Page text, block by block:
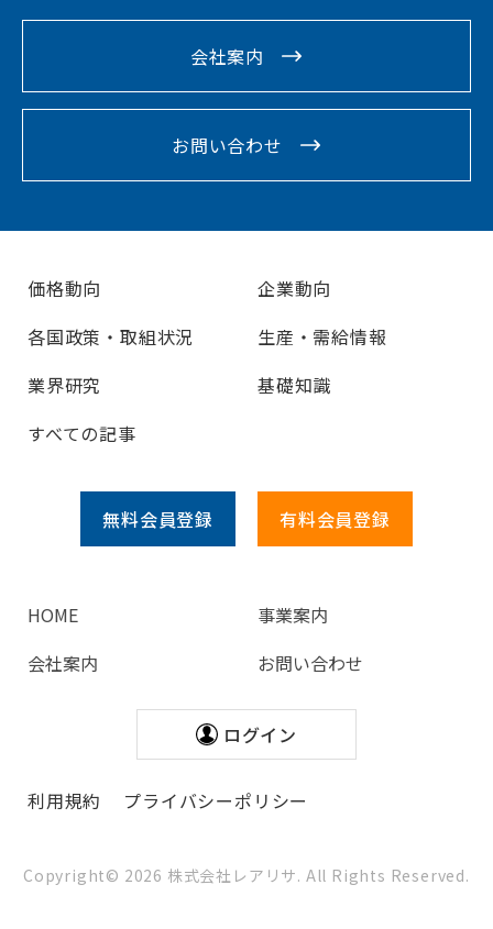
会社案内
お問い合わせ
価格動向
企業動向
各国政策・取組状況
生産・需給情報
業界研究
基礎知識
すべての記事
無料会員登録 有料会員登録
HOME
事業案内
会社案内
お問い合わせ
ログイン
利用規約 プライバシーポリシー
Copyright© 2026 株式会社レアリサ. All Rights Reserved.